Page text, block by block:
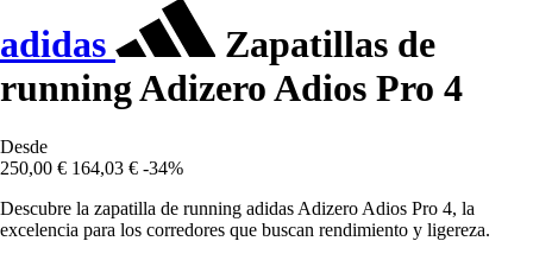
adidas
Zapatillas de
running Adizero Adios Pro 4
Desde
250,00 € 164,03 € -34%
Descubre la zapatilla de running adidas Adizero Adios Pro 4, la
excelencia para los corredores que buscan rendimiento y ligereza.